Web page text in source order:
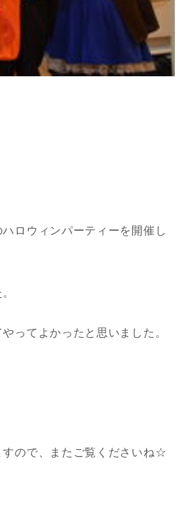
ロウィンパーティーを開催し
ってよかったと思いました。
すので、またご覧くださいね☆